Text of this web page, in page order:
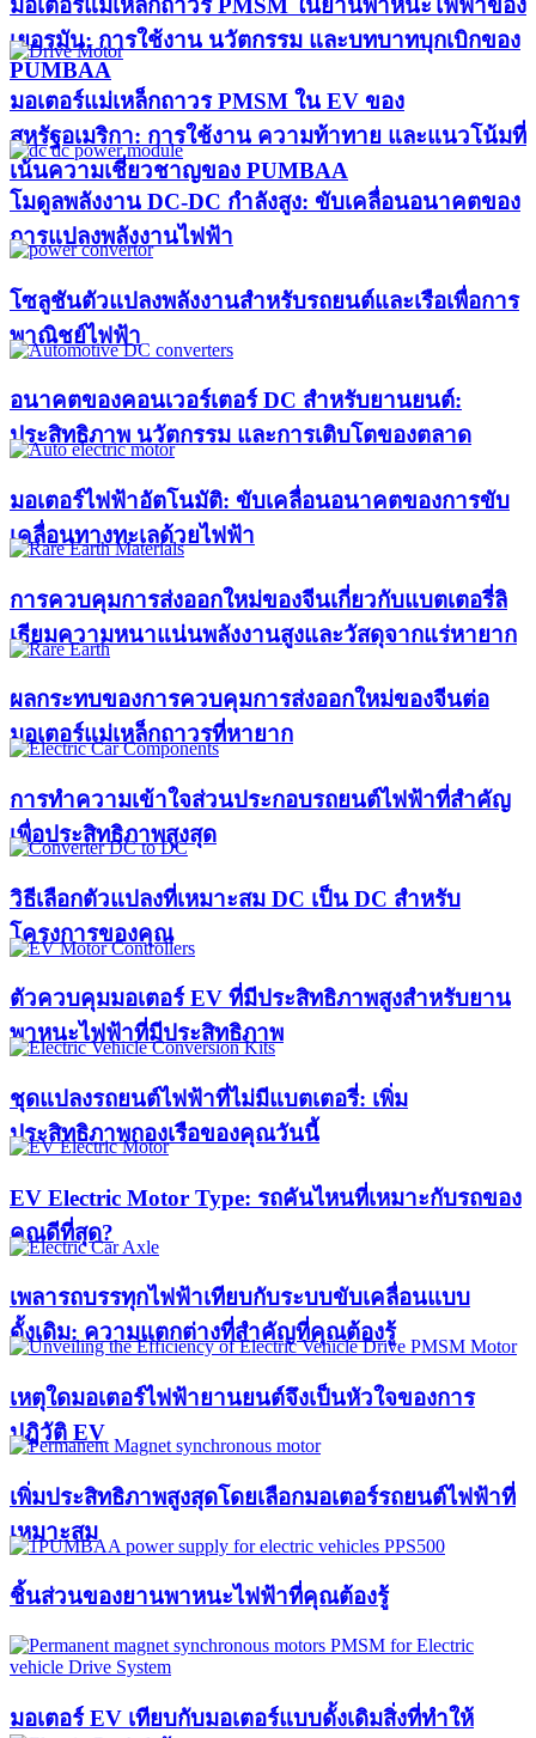
มอเตอร์แม่เหล็กถาวร PMSM ในยานพาหนะไฟฟ้าของ
เยอรมัน: การใช้งาน นวัตกรรม และบทบาทบุกเบิกของ
PUMBAA​
มอเตอร์แม่เหล็กถาวร PMSM ใน EV ของ
สหรัฐอเมริกา: การใช้งาน ความท้าทาย และแนวโน้มที่
เน้นความเชี่ยวชาญของ PUMBAA​
โมดูลพลังงาน DC-DC กำลังสูง: ขับเคลื่อนอนาคตของ
การแปลงพลังงานไฟฟ้า
โซลูชันตัวแปลงพลังงานสำหรับรถยนต์และเรือเพื่อการ
พาณิชย์ไฟฟ้า
อนาคตของคอนเวอร์เตอร์ DC สำหรับยานยนต์:
ประสิทธิภาพ นวัตกรรม และการเติบโตของตลาด
มอเตอร์ไฟฟ้าอัตโนมัติ: ขับเคลื่อนอนาคตของการขับ
เคลื่อนทางทะเลด้วยไฟฟ้า
การควบคุมการส่งออกใหม่ของจีนเกี่ยวกับแบตเตอรี่ลิ
เธียมความหนาแน่นพลังงานสูงและวัสดุจากแร่หายาก
ผลกระทบของการควบคุมการส่งออกใหม่ของจีนต่อ
มอเตอร์แม่เหล็กถาวรที่หายาก
การทำความเข้าใจส่วนประกอบรถยนต์ไฟฟ้าที่สำคัญ
เพื่อประสิทธิภาพสูงสุด
วิธีเลือกตัวแปลงที่เหมาะสม DC เป็น DC สำหรับ
โครงการของคุณ
ตัวควบคุมมอเตอร์ EV ที่มีประสิทธิภาพสูงสำหรับยาน
พาหนะไฟฟ้าที่มีประสิทธิภาพ
ชุดแปลงรถยนต์ไฟฟ้าที่ไม่มีแบตเตอรี่: เพิ่ม
ประสิทธิภาพกองเรือของคุณวันนี้
EV Electric Motor Type: รถคันไหนที่เหมาะกับรถของ
คุณดีที่สุด?
เพลารถบรรทุกไฟฟ้าเทียบกับระบบขับเคลื่อนแบบ
ดั้งเดิม: ความแตกต่างที่สำคัญที่คุณต้องรู้
เหตุใดมอเตอร์ไฟฟ้ายานยนต์จึงเป็นหัวใจของการ
ปฏิวัติ EV
เพิ่มประสิทธิภาพสูงสุดโดยเลือกมอเตอร์รถยนต์ไฟฟ้าที่
เหมาะสม
ชิ้นส่วนของยานพาหนะไฟฟ้าที่คุณต้องรู้
มอเตอร์ EV เทียบกับมอเตอร์แบบดั้งเดิมสิ่งที่ทำให้